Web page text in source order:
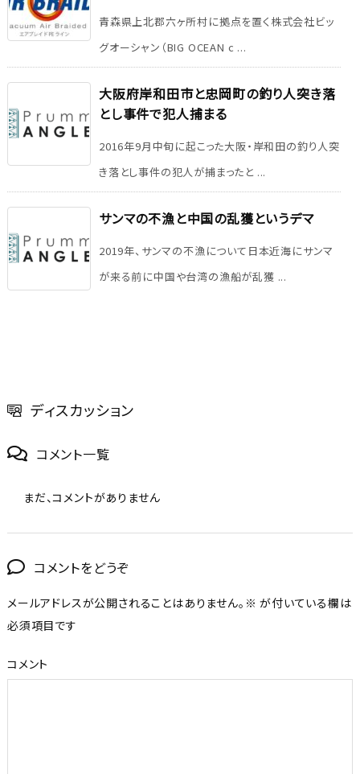
青森県上北郡六ヶ所村に拠点を置く株式会社ビッ
グオーシャン（BIG OCEAN c ...
大阪府岸和田市と忠岡町の釣り人突き落
とし事件で犯人捕まる
2016年9月中旬に起こった大阪・岸和田の釣り人突
き落とし事件の犯人が捕まったと ...
サンマの不漁と中国の乱獲というデマ
2019年、サンマの不漁について日本近海にサンマ
が来る前に中国や台湾の漁船が乱獲 ...
ディスカッション
コメント一覧
まだ、コメントがありません
コメントをどうぞ
メールアドレスが公開されることはありません。 ※ が付いている欄は
必須項目です
コメント